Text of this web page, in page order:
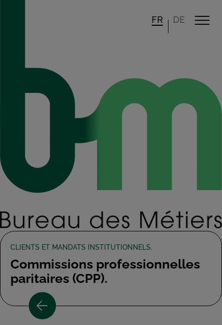
FR DE
CLIENTS ET MANDATS INSTITUTIONNELS.
Commissions professionnelles
paritaires (CPP).